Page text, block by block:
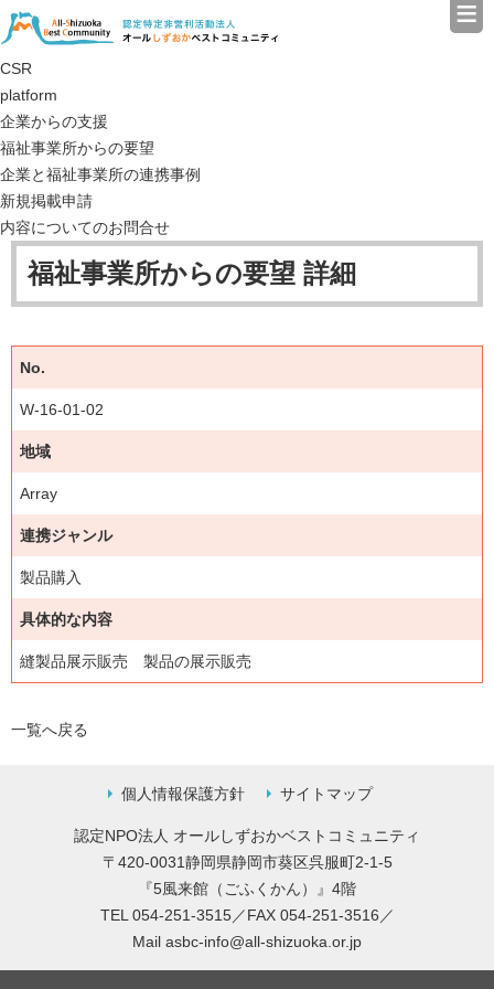
認定特定非営利活動法人（
≡
CSR
platform
企業からの支援
福祉事業所からの要望
企業と福祉事業所の連携事例
新規掲載申請
内容についてのお問合せ
福祉事業所からの要望 詳細
No.
W-16-01-02
地域
Array
連携ジャンル
製品購入
具体的な内容
縫製品展示販売 製品の展示販売
一覧へ戻る
個人情報保護方針 サイトマップ
認定NPO法人 オールしずおかベストコミュニティ
〒420-0031静岡県静岡市葵区呉服町2-1-5
『5風来館（ごふくかん）』4階
TEL 054-251-3515／FAX 054-251-3516／
Mail asbc-info@all-shizuoka.or.jp